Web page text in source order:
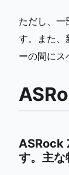
ただし、一
す。また、
ーの間にス
ASRock
す。主な